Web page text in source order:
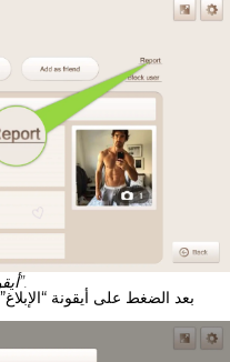
أيقونة “الإبلاغ”.
بعد الضغط على أيقونة